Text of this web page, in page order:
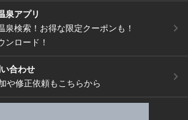
泉アプリ
泉検索！お得な限定クーポンも！
ンロード！
合わせ
や修正依頼もこちらから